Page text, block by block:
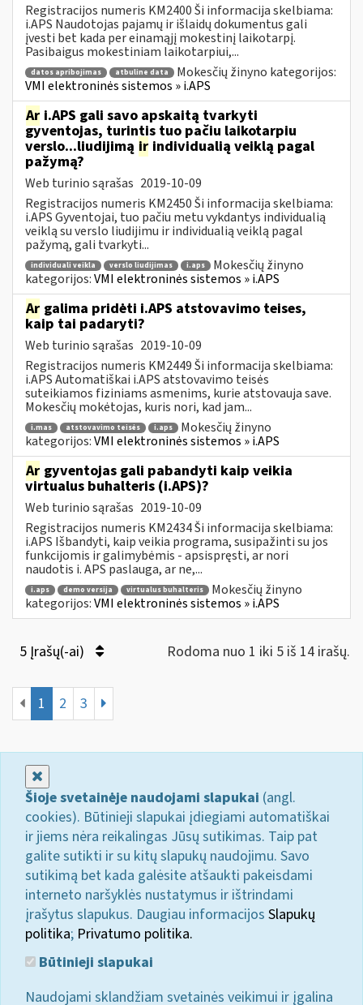
Registracijos numeris KM2400 Ši informacija skelbiama:
i.APS Naudotojas pajamų ir išlaidų dokumentus gali
įvesti bet kada per einamąjį mokestinį laikotarpį.
Pasibaigus mokestiniam laikotarpiui,...
datos apribojimas atbuline data
Mokesčių žinyno kategorijos:
VMI elektroninės sistemos » i.APS
Ar i.APS gali savo apskaitą tvarkyti
gyventojas, turintis tuo pačiu laikotarpiu
verslo...liudijimą ir individualią veiklą pagal
pažymą?
Web turinio sąrašas 2019-10-09
Registracijos numeris KM2450 Ši informacija skelbiama:
i.APS Gyventojai, tuo pačiu metu vykdantys individualią
veiklą su verslo liudijimu ir individualią veiklą pagal
pažymą, gali tvarkyti...
individuali veikla verslo liudijimas i.aps
Mokesčių žinyno
kategorijos:VMI elektroninės sistemos » i.APS
Ar galima pridėti i.APS atstovavimo teises,
kaip tai padaryti?
Web turinio sąrašas 2019-10-09
Registracijos numeris KM2449 Ši informacija skelbiama:
i.APS Automatiškai i.APS atstovavimo teisės
suteikiamos fiziniams asmenims, kurie atstovauja save.
Mokesčių mokėtojas, kuris nori, kad jam...
i.mas atstovavimo teisės i.aps
Mokesčių žinyno
kategorijos:VMI elektroninės sistemos » i.APS
Ar gyventojas gali pabandyti kaip veikia
virtualus buhalteris (i.APS)?
Web turinio sąrašas 2019-10-09
Registracijos numeris KM2434 Ši informacija skelbiama:
i.APS Išbandyti, kaip veikia programa, susipažinti su jos
funkcijomis ir galimybėmis - apsispręsti, ar nori
naudotis i. APS paslauga, ar ne,...
i.aps demo versija virtualus buhalteris
Mokesčių žinyno
kategorijos:VMI elektroninės sistemos » i.APS
5 Įrašų(-ai) Rodoma nuo 1 iki 5 iš 14 irašų.
1 2 3
Šioje svetainėje naudojami slapukai (angl.
cookies). Būtinieji slapukai įdiegiami automatiškai
ir jiems nėra reikalingas Jūsų sutikimas. Taip pat
galite sutikti ir su kitų slapukų naudojimu. Savo
sutikimą bet kada galėsite atšaukti pakeisdami
interneto naršyklės nustatymus ir ištrindami
įrašytus slapukus. Daugiau informacijos Slapukų
politika; Privatumo politika.
Būtinieji slapukai
Naudojami sklandžiam svetainės veikimui ir įgalina